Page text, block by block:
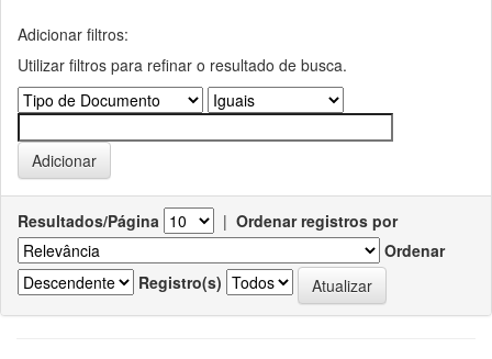
Adicionar filtros:
Utilizar filtros para refinar o resultado de busca.
Resultados/Página | Ordenar registros por
Ordenar
Registro(s)